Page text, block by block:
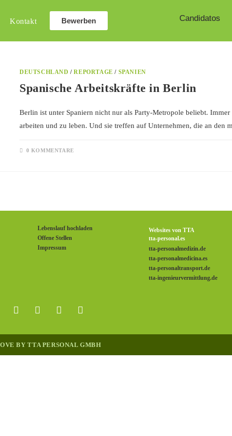
Kontakt Bewerben Candidatos
DEUTSCHLAND /REPORTAGE / SPANIEN
Spanische Arbeitskräfte in Berlin
Berlin ist unter Spaniern nicht nur als Party-Metropole beliebt.
arbeiten und zu leben. Und sie treffen auf Unternehmen, die an den
0 KOMMENTARE
Lebenslauf hochladen
Offene Stellen
Impressum
Websites von TTA
tta-personal.es
tta-personalmedizin.de
tta-personalmedicina.es
tta-personaltransport.de
tta-ingenieurvermittlung.de
BY TTA PERSONAL GMBH